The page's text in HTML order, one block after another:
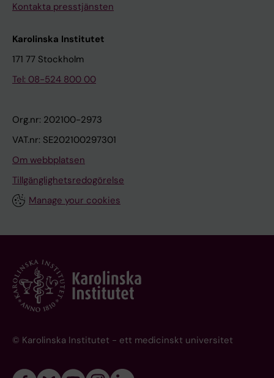
Kontakta presstjänsten
Karolinska Institutet
171 77 Stockholm
Tel: 08-524 800 00
Org.nr: 202100-2973
VAT.nr: SE202100297301
Om webbplatsen
Tillgänglighetsredogörelse
Manage your cookies
© Karolinska Institutet - ett medicinskt universitet